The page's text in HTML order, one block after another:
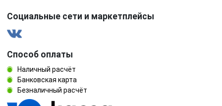
Социальные сети и маркетплейсы
Способ оплаты
Наличный расчёт
Банковская карта
Безналичный расчёт